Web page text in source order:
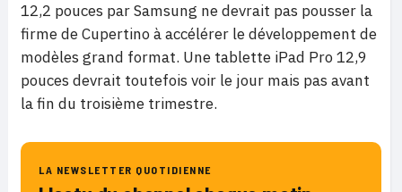
12,2 pouces par Samsung ne devrait pas pousser la
firme de Cupertino à accélérer le développement de
modèles grand format. Une tablette iPad Pro 12,9
pouces devrait toutefois voir le jour mais pas avant
la fin du troisième trimestre.
LA NEWSLETTER QUOTIDIENNE